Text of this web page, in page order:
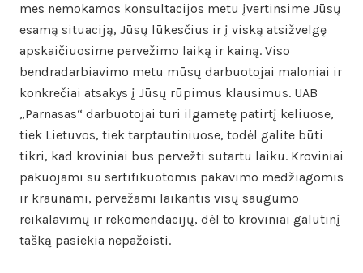
mes nemokamos konsultacijos metu įvertinsime Jūsų
esamą situaciją, Jūsų lūkesčius ir į viską atsižvelgę
apskaičiuosime pervežimo laiką ir kainą. Viso
bendradarbiavimo metu mūsų darbuotojai maloniai ir
konkrečiai atsakys į Jūsų rūpimus klausimus. UAB
„Parnasas“ darbuotojai turi ilgametę patirtį keliuose,
tiek Lietuvos, tiek tarptautiniuose, todėl galite būti
tikri, kad kroviniai bus pervežti sutartu laiku. Kroviniai
pakuojami su sertifikuotomis pakavimo medžiagomis
ir kraunami, pervežami laikantis visų saugumo
reikalavimų ir rekomendacijų, dėl to kroviniai galutinį
tašką pasiekia nepažeisti.